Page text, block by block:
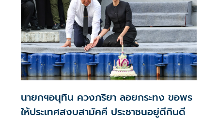
นายกฯอนุทิน ควงภริยา ลอยกระทง ขอพร
ให้ประเทศสงบสามัคคี ประชาชนอยู่ดีกินดี